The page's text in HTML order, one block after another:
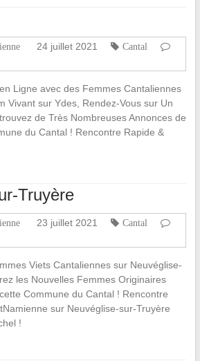
24 juillet 2021
Cantal
Ligne avec des Femmes Cantaliennes
Vivant sur Ydes, Rendez-Vous sur Un
de Très Nombreuses Annonces de
du Cantal ! Rencontre Rapide &
Truyère
23 juillet 2021
Cantal
Viets Cantaliennes sur Neuvéglise-
les Nouvelles Femmes Originaires
Commune du Cantal ! Rencontre
sur Neuvéglise-sur-Truyère
!